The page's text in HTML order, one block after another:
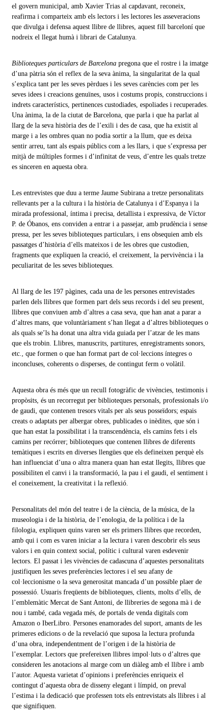
el govern municipal, amb Xavier Trias al capdavant, reconeix,
reafirma i comparteix amb els lectors i les lectores les asseveracions
que divulga i defensa aquest llibre de llibres, aquest fill barceloní que
nodreix el llegat humà i librari de Catalunya.
Biblioteques particulars de Barcelona pregona que el rostre i la imatge
d’una pàtria són el reflex de la seva ànima, la singularitat de la qual
s’explica tant per les seves pèrdues i les seves carències com per les
seves idees i creacions genuïnes, usos i costums propis, construccions i
indrets característics, pertinences custodiades, espoliades i recuperades.
Una ànima, la de la ciutat de Barcelona, que parla i que ha parlat al
llarg de la seva història des de l’exili i des de casa, que ha existit al
marge i a les ombres quan no podia sortir a la llum, que es deixa
sentir arreu, tant als espais públics com a les llars, i que s’expressa per
mitjà de múltiples formes i d’infinitat de veus, d’entre les quals tretze
es sinceren en aquesta obra.
Les entrevistes que duu a terme Jaume Subirana a tretze personalitats
rellevants per a la cultura i la història de Catalunya i d’Espanya i la
mirada professional, íntima i precisa, detallista i expressiva, de Víctor
P. de Óbanos, ens conviden a entrar i a passejar, amb prudència i sense
pressa, per les seves biblioteques particulars, i ens obsequien amb els
passatges d’història d’ells mateixos i de les obres que custodien,
fragments que expliquen la creació, el creixement, la pervivència i la
peculiaritat de les seves biblioteques.
Al llarg de les 197 pàgines, cada una de les persones entrevistades
parlen dels llibres que formen part dels seus records i del seu present,
llibres que conviuen amb d’altres a casa seva, que han anat a parar a
d’altres mans, que voluntàriament s’han llegat a d’altres biblioteques o
als quals se’ls ha donat una altra vida guiada per l’atzar de les mans
que els trobin. Llibres, manuscrits, partitures, enregistraments sonors,
etc., que formen o que han format part de col·leccions íntegres o
inconcluses, coherents o disperses, de contingut ferm o volàtil.
Aquesta obra és més que un recull fotogràfic de vivències, testimonis i
propòsits, és un recorregut per biblioteques personals, professionals i/o
de gaudi, que contenen tresors vitals per als seus posseïdors; espais
creats o adaptats per albergar obres, publicades o inèdites, que són i
que han estat la possibilitat i la transcendència, els camins fets i els
camins per recórrer; biblioteques que contenen llibres de diferents
temàtiques i escrits en diverses llengües que els defineixen perquè els
han influenciat d’una o altra manera quan han estat llegits, llibres que
possibiliten el canvi i la transformació, la pau i el gaudi, el sentiment i
el coneixement, la creativitat i la reflexió.
Personalitats del món del teatre i de la ciència, de la música, de la
museologia i de la història, de l’enologia, de la política i de la
filologia, expliquen quins varen ser els primers llibres que recorden,
amb qui i com es varen iniciar a la lectura i varen descobrir els seus
valors i en quin context social, polític i cultural varen esdevenir
lectors. El passat i les vivències de cadascuna d’aquestes personalitats
justifiquen les seves preferències lectores i el seu afany de
col·leccionisme o la seva generositat mancada d’un possible plaer de
possessió. Usuaris freqüents de biblioteques, clients, molts d’ells, de
l’emblemàtic Mercat de Sant Antoni, de llibreries de segona mà i de
nou i també, cada vegada més, de portals de venda digitals com
Amazon o IberLibro. Persones enamorades del suport, amants de les
primeres edicions o de la revelació que suposa la lectura profunda
d’una obra, independentment de l’origen i de la història de
l’exemplar. Lectors que prefereixen llibres impol·luts o d’altres que
consideren les anotacions al marge com un diàleg amb el llibre i amb
l’autor. Aquesta varietat d’opinions i preferències enriqueix el
contingut d’aquesta obra de disseny elegant i límpid, on preval
l’estima i la dedicació que professen tots els entrevistats als llibres i al
que signifiquen.